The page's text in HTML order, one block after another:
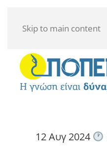
Skip to main content
12 Αυγ 2024